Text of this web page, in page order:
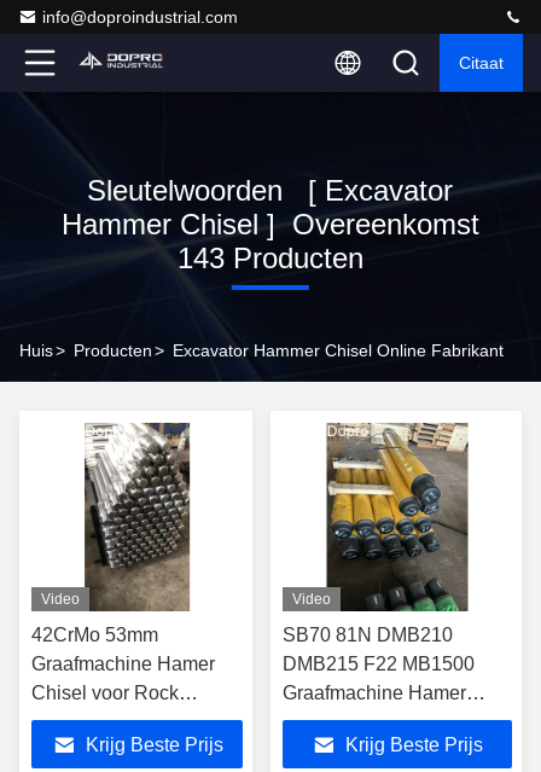
info@doproindustrial.com
Citaat
Sleutelwoorden [ Excavator
Hammer Chisel ] Overeenkomst
143 Producten
Huis> Producten> Excavator Hammer Chisel Online Fabrikant
Video
42CrMo 53mm
Graafmachine Hamer
Chisel voor Rock
Breaker / Hydraulische
BreakerKrijg Beste Prijs
Video
SB70 81N DMB210
DMB215 F22 MB1500
Graafmachine Hamer
Chisel Op maat
Krijg Beste Prijs